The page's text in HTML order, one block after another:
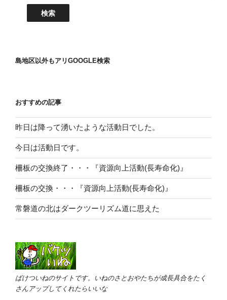
島地区以外もアリGOOGLE検索
おすすめの記事
昨日は降って湧いたような活動日でした。
今日は活動日です。
柵板の交換終了・・・『資源向上活動(長寿命化)』
柵板の交換・・・『資源向上活動(長寿命化)』
常磐道の北はダークツーリズム道に思えた
ばけついねのサイトです。いねのさとおやたちが成長具合をたく
さんアップしてくれたらいいな